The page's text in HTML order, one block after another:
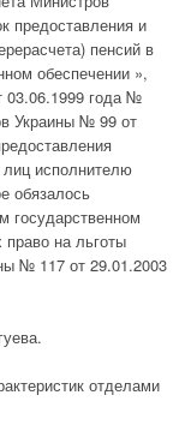
предоставления и
пенсий в
обеспечении »,
03.06.1999 года №
Украины № 99 от
лиц исполнителю
обязалось
государственном
на льготы
№ 117 от 29.01.2003
отделами